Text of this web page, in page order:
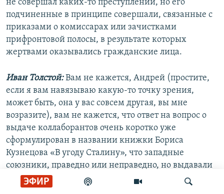
ЭФИР
не совершал каких-то преступлений, но его
подчиненные в принципе совершали, связанные с
приказами о комиссарах или зачистками
прифронтовой полосы, в результате которых
жертвами оказывались гражданские лица.
Иван Толстой:Вам не кажется, Андрей (простите,
если я вам навязываю какую-то точку зрения,
может быть, она у вас совсем другая, вы мне
возразите), вам не кажется, что ответ на вопрос о
выдаче коллаборантов очень коротко уже
сформулирован в названии книжки Бориса
Кузнецова «В угоду Сталину», что западные
союзники, праведно или неправедно, но выдавали
военнопленных и тех, кто оказался на западной
территории, и часто даже тех, кто не участвовал в